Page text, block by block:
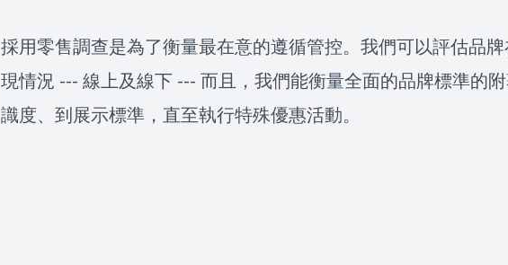
採用零售調查是為了衡量最在意的遵循管控。我們可以評估品
現情況 --- 線上及線下 --- 而且，我們能衡量全面的品牌標準的
識度、到展示標準，直至執行特殊優惠活動。